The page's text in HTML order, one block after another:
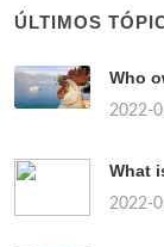
ÚLTIMOS
Who
2022-
What
2022-